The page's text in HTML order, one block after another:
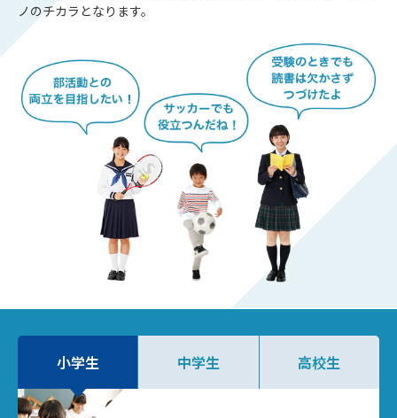
ノのチカラとなります。
小学生 中学生 高校生